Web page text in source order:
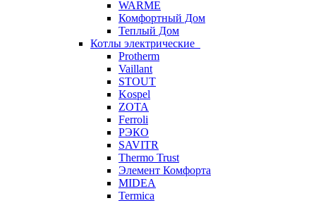
WARME
Комфортный Дом
Теплый Дом
Котлы электрические
Protherm
Vaillant
STOUT
Kospel
ZOTA
Ferroli
РЭКО
SAVITR
Thermo Trust
Элемент Комфорта
MIDEA
Termica